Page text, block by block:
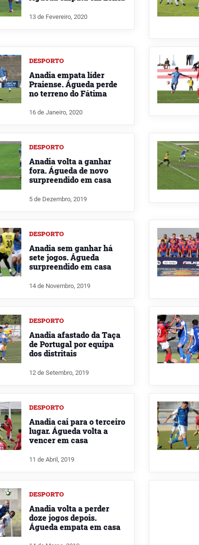
13 de Fevereiro, 2020
DESPORTO
Anadia empata líder
Praiense. Águeda perde
no terreno do Fátima
16 de Janeiro, 2020
DESPORTO
Anadia volta a ganhar
fora. Águeda de novo
surpreendido em casa
5 de Dezembro, 2019
DESPORTO
Anadia sem ganhar há
sete jogos. Águeda
surpreendido em casa
14 de Novembro, 2019
DESPORTO
Anadia afastado da Taça
de Portugal por equipa
dos distritais
12 de Setembro, 2019
DESPORTO
Anadia cai para o terceiro
lugar. Águeda volta a
vencer em casa
11 de Abril, 2019
DESPORTO
Anadia volta a perder
doze jogos depois.
Águeda empata em casa